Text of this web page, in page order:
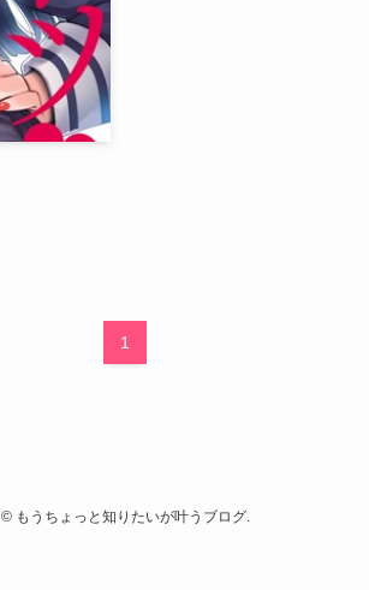
1
©もうちょっと知りたいが叶うブログ.